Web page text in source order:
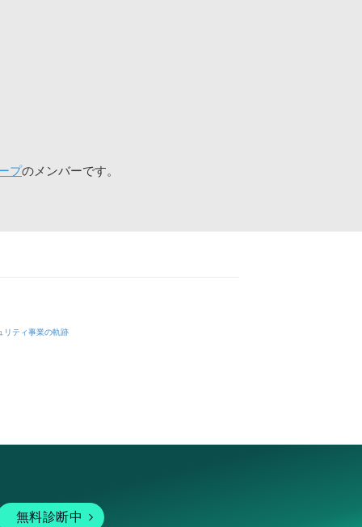
プのメンバーです。
リティ事業の軌跡
無料診断中